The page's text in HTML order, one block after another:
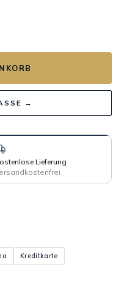
→
Lieferung
Kreditkarte